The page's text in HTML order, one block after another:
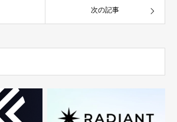
次の記事